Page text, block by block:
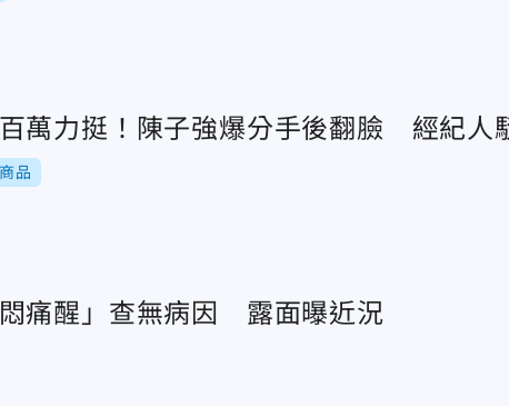
萬力挺！陳子強爆分手後翻臉 經紀人
品
痛醒」查無病因 露面曝近況